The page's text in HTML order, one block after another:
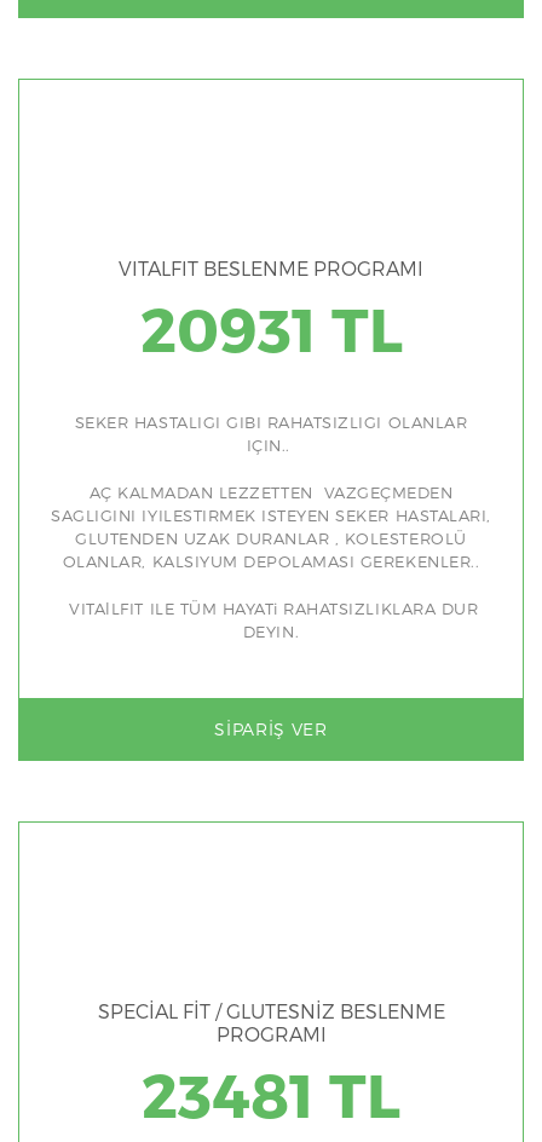
VITALFIT BESLENME PROGRAMI
20931 TL
SEKER HASTALIGI GIBI RAHATSIZLIGI OLANLAR
IÇIN..
AÇ KALMADAN LEZZETTEN VAZGEÇMEDEN
SAGLIGINI IYILESTIRMEK ISTEYEN SEKER HASTALARI,
GLUTENDEN UZAK DURANLAR , KOLESTEROLÜ
OLANLAR, KALSIYUM DEPOLAMASI GEREKENLER..
VITAlLFIT ILE TÜM HAYATi RAHATSIZLIKLARA DUR
DEYIN.
SIPARIŞ VER
SPECİAL FİT / GLUTESNİZ BESLENME
PROGRAMI
23481 TL